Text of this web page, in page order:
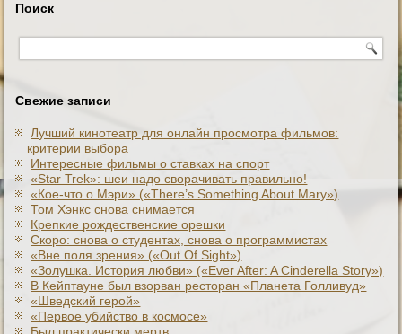
Поиск
Свежие записи
Лучший кинотеатр для онлайн просмотра фильмов:
критерии выбора
Интересные фильмы о ставках на спорт
«Star Trek»: шеи надо сворачивать правильно!
«Кое-что о Мэри» («There’s Something About Mary»)
Том Хэнкс снова снимается
Крепкие рождественские орешки
Скоро: снова о студентах, снова о программистах
«Вне поля зрения» («Out Of Sight»)
«Золушка. История любви» («Ever After: A Cinderеlla Story»)
В Кейптауне был взорван ресторан «Планета Голливуд»
«Шведский герой»
«Первое убийство в космосе»